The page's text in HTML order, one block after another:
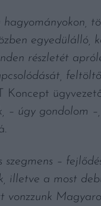
egyedülálló,
részletét
Koncept
úgy gondolom –,
–
illetve a most
vonzzunk